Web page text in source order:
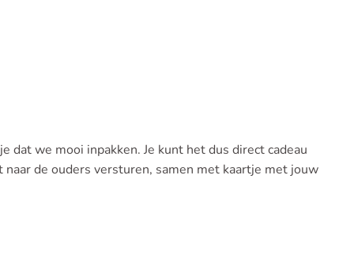
dat we mooi inpakken. Je kunt het dus direct cadeau
naar de ouders versturen, samen met kaartje met jouw